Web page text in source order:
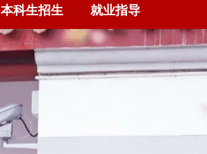
本科生招生 就业指导